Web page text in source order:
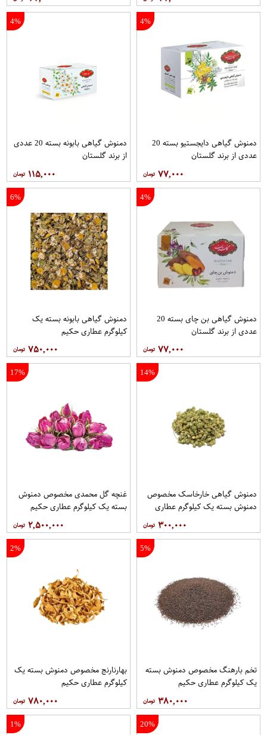
4%
دمنوش گیاهی دایجستیو بسته 20
عددی از برند گلستان
۷۷,۰۰۰
4%
دمنوش گیاهی بابونه بسته 20 عددی
از برند گلستان
۱۱۵,۰۰۰
4%
دمنوش گیاهی بن چای بسته 20
عددی از برند گلستان
۷۷,۰۰۰
6%
دمنوش گیاهی بابونه بسته یک
کیلوگرم عطاری حکیم
۷۵۰,۰۰۰
14%
دمنوش گیاهی خارخاسک مخصوص
دمنوش بسته یک کیلوگرم عطاری
۳۰۰,۰۰۰
17%
غنچه گل محمدی مخصوص دمنوش
بسته یک کیلوگرم عطاری حکیم
۲,۵۰۰,۰۰۰
5%
تخم بارهنگ مخصوص دمنوش بسته
یک کیلوگرم عطاری حکیم
۳۸۰,۰۰۰
2%
بهارنارنج مخصوص دمنوش بسته یک
کیلوگرم عطاری حکیم
۷۸۰,۰۰۰
20%
1%